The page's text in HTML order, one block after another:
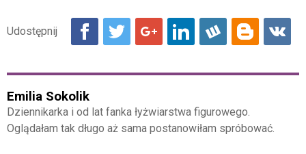
Emilia Sokolik
Dziennikarka i od lat fanka łyżwiarstwa figurowego.
Oglądałam tak długo aż sama postanowiłam spróbować.